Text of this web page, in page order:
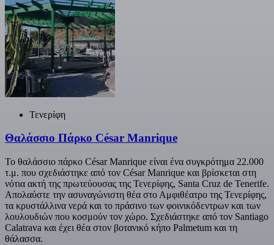
Τενερίφη
Θαλάσσιο Πάρκο César Manrique
Το θαλάσσιο πάρκο César Manrique είναι ένα συγκρότημα 22.000
τ.μ. που σχεδιάστηκε από τον César Manrique και βρίσκεται στη
νότια ακτή της πρωτεύουσας της Τενερίφης, Santa Cruz de Tenerife.
Απολαύστε την ασυναγώνιστη θέα στο Αμφιθέατρο της Τενερίφης,
τα κρυστάλλινα νερά και το πράσινο των φοινικόδεντρων και των
λουλουδιών που κοσμούν τον χώρο. Σχεδιάστηκε από τον Santiago
Calatrava και έχει θέα στον βοτανικό κήπο Palmetum και τη
θάλασσα.